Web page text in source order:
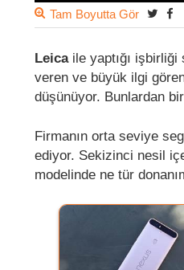
Tam Boyutta Gör
Leicaile yaptığı işbirliği
veren ve büyük ilgi
düşünüyor. Bunlardan
Firmanın orta seviye
ediyor. Sekizinci nesil
modelinde ne tür